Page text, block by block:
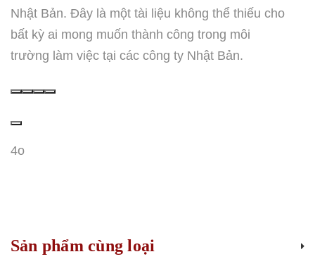
Nhật Bản. Đây là một tài liệu không thể thiếu cho
bất kỳ ai mong muốn thành công trong môi
trường làm việc tại các công ty Nhật Bản.
4o
Sản phẩm cùng loại